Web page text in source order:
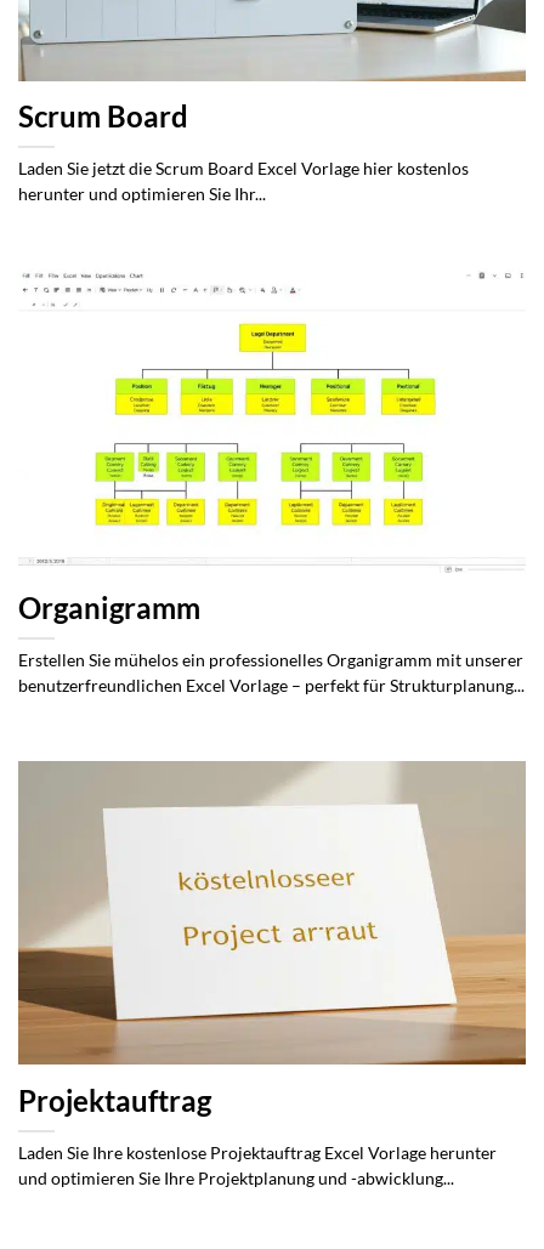
Scrum Board
Laden Sie jetzt die Scrum Board Excel Vorlage hier kostenlos
herunter und optimieren Sie Ihr...
Organigramm
Erstellen Sie mühelos ein professionelles Organigramm mit unserer
benutzerfreundlichen Excel Vorlage – perfekt für Strukturplanung...
Projektauftrag
Laden Sie Ihre kostenlose Projektauftrag Excel Vorlage herunter
und optimieren Sie Ihre Projektplanung und -abwicklung...